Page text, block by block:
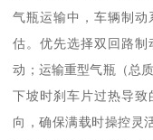
气瓶运输中，车辆制
估。优先选择双回路
动；运输重型气瓶（总
下坡时刹车片过热导
向，确保满载时操控灵